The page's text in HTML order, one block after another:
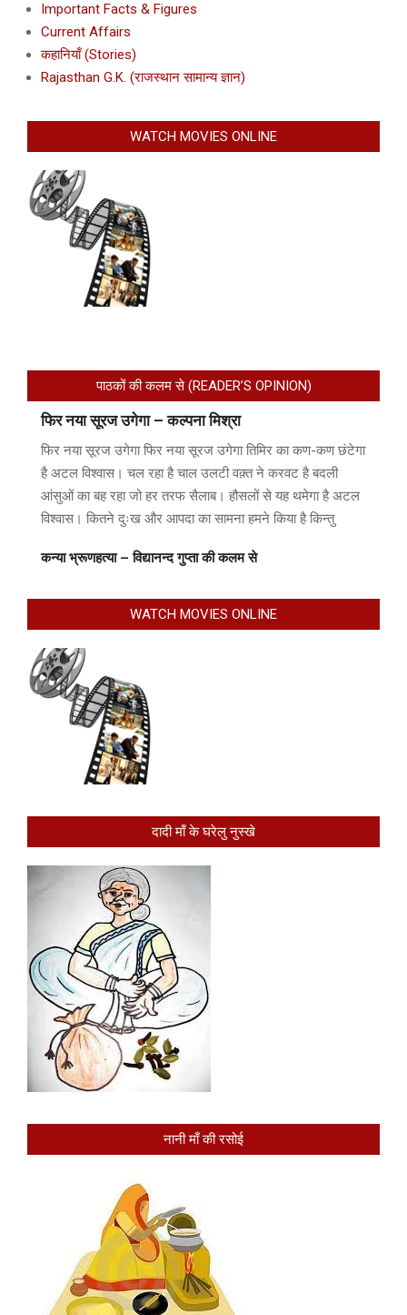
Important Facts & Figures
Current Affairs
कहानियाँ (Stories)
Rajasthan G.K. (राजस्थान सामान्य ज्ञान)
WATCH MOVIES ONLINE
पाठकों की कलम से (READER’S OPINION)
फिर नया सूरज उगेगा – कल्पना मिश्रा
फिर नया सूरज उगेगा फिर नया सूरज उगेगा तिमिर का कण-कण छंटेगा
है अटल विश्वास। चल रहा है चाल उलटी वक़्त ने करवट है बदली
आंसुओं का बह रहा जो हर तरफ सैलाब। हौसलों से यह थमेगा है अटल
विश्वास। कितने दुःख और आपदा का सामना हमने किया है किन्तु
कन्या भ्रूणहत्या – विद्यानन्द गुप्ता की कलम से
WATCH MOVIES ONLINE
दादी माँ के घरेलु नुस्खे
नानी माँ की रसोई